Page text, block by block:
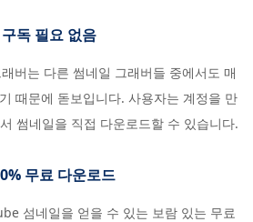
구독 필요 없음
버는 다른 썸네일 그래버들 중에서도 매
때문에 돋보입니다. 사용자는 계정을 만
썸네일을 직접 다운로드할 수 있습니다.
무료 다운로드
섬네일을 얻을 수 있는 보람 있는 무료